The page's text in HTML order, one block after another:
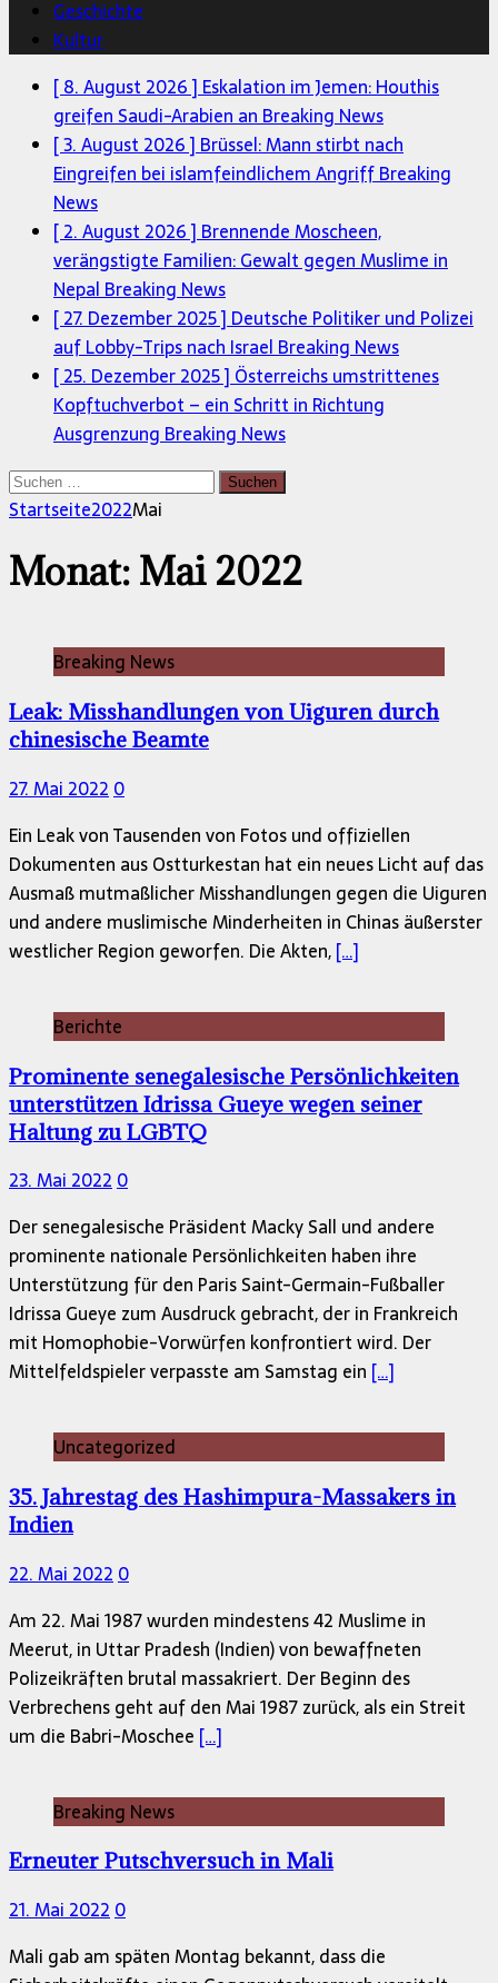
Geschichte
Kultur
[ 8. August 2026 ] Eskalation im Jemen: Houthis
greifen Saudi-Arabien an Breaking News
[ 3. August 2026 ] Brüssel: Mann stirbt nach
Eingreifen bei islamfeindlichem AngriffBreaking
News
[ 2. August 2026 ] Brennende Moscheen,
verängstigte Familien: Gewalt gegen Muslime in
Nepal Breaking News
[ 27. Dezember 2025 ] Deutsche Politiker und Polizei
auf Lobby-Trips nach Israel Breaking News
[ 25. Dezember 2025 ] Österreichs umstrittenes
Kopftuchverbot – ein Schritt in Richtung
Ausgrenzung Breaking News
Suchen
nach:
Startseite2022Mai
Monat: Mai 2022
Breaking News
Leak: Misshandlungen von Uiguren durch
chinesische Beamte
27. Mai 2022 0
Ein Leak von Tausenden von Fotos und offiziellen
Dokumenten aus Ostturkestan hat ein neues Licht auf das
Ausmaß mutmaßlicher Misshandlungen gegen die Uiguren
und andere muslimische Minderheiten in Chinas äußerster
westlicher Region geworfen. Die Akten,[…]
Berichte
Prominente senegalesische Persönlichkeiten
unterstützen Idrissa Gueye wegen seiner
Haltung zu LGBTQ
23. Mai 20220
Der senegalesische Präsident Macky Sall und andere
prominente nationale Persönlichkeiten haben ihre
Unterstützung für den Paris Saint-Germain-Fußballer
Idrissa Gueye zum Ausdruck gebracht, der in Frankreich
mit Homophobie-Vorwürfen konfrontiert wird. Der
Mittelfeldspieler verpasste am Samstag ein […]
Uncategorized
35. Jahrestag des Hashimpura-Massakers in
Indien
22. Mai 2022 0
Am 22. Mai 1987 wurden mindestens 42 Muslime in
Meerut, in Uttar Pradesh (Indien) von bewaffneten
Polizeikräften brutal massakriert. Der Beginn des
Verbrechens geht auf den Mai 1987 zurück, als ein Streit
um die Babri-Moschee […]
Breaking News
Erneuter Putschversuch in Mali
21. Mai 2022 0
Mali gab am späten Montag bekannt, dass die